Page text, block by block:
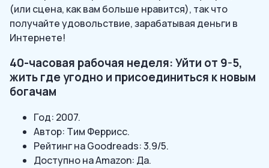
(или сцена, как вам больше нравится), так что
получайте удовольствие, зарабатывая деньги в
Интернете!
40-часовая рабочая неделя: Уйти от 9-5,
жить где угодно и присоединиться к новым
богачам
Год: 2007.
Автор: Тим Феррисс.
Рейтинг на Goodreads: 3.9/5.
Доступно на Amazon: Да.